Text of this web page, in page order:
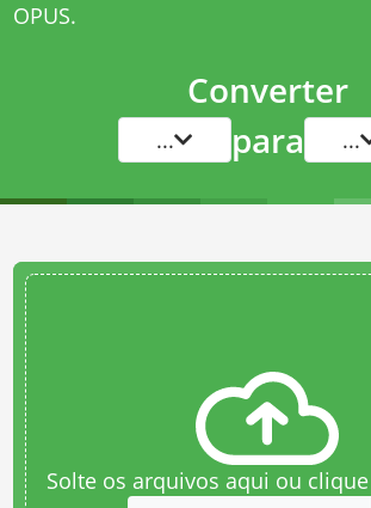
OPUS.
Converter
... para ...
Solte os arquivos aqui ou